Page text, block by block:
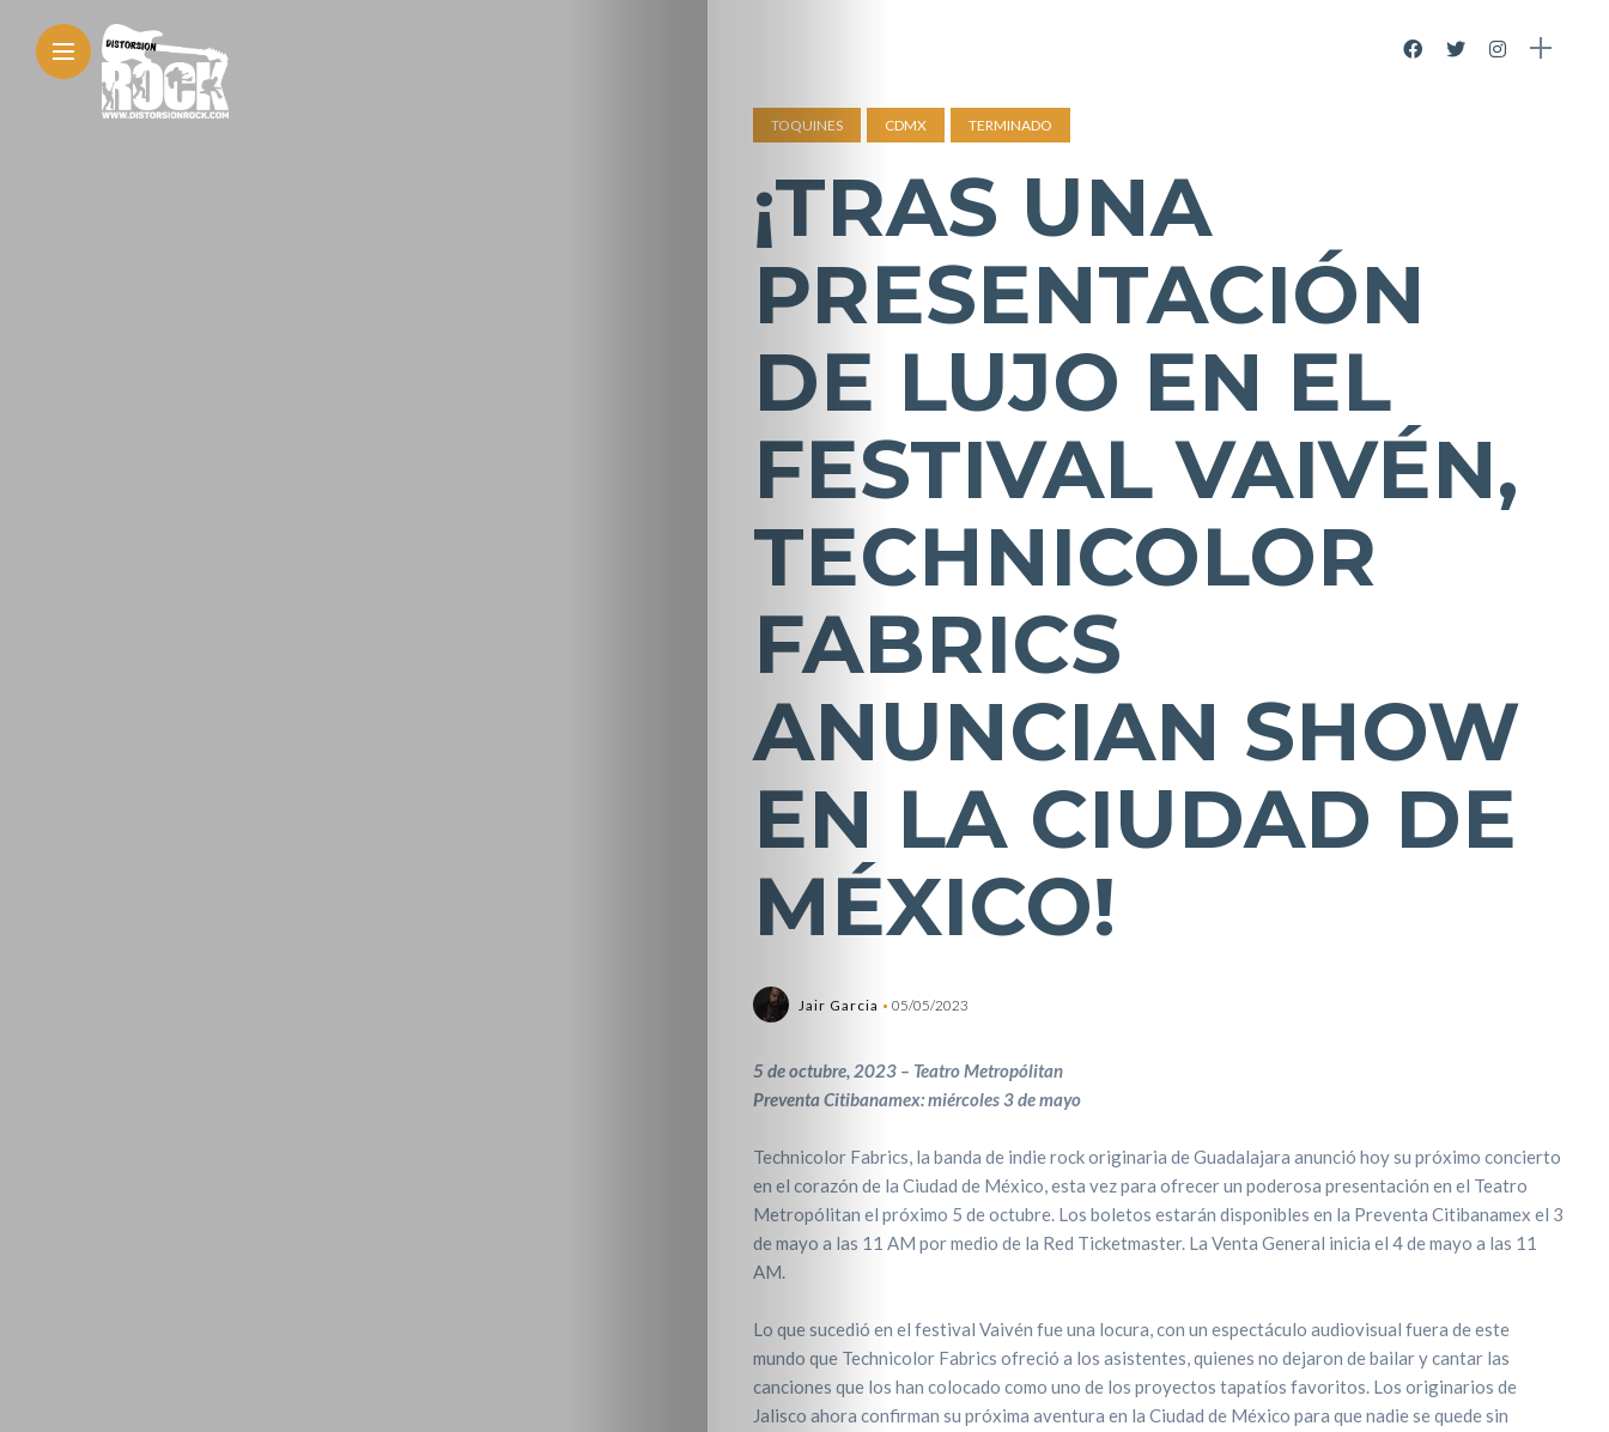
TOQUINES CDMX TERMINADO
¡TRAS UNA
PRESENTACIÓN
DE LUJO EN EL
FESTIVAL VAIVÉN,
TECHNICOLOR
FABRICS
ANUNCIAN SHOW
EN LA CIUDAD DE
MÉXICO!
Jair Garcia 05/05/2023
5 de octubre, 2023 – Teatro Metropólitan
Preventa Citibanamex: miércoles 3 de mayo
Technicolor Fabrics, la banda de indie rock originaria de Guadalajara anunció hoy su próximo concierto
en el corazón de la Ciudad de México, esta vez para ofrecer un poderosa presentación en el Teatro
Metropólitan el próximo 5 de octubre. Los boletos estarán disponibles en la Preventa Citibanamex el 3
de mayo a las 11 AM por medio de la Red Ticketmaster. La Venta General inicia el 4 de mayo a las 11
AM.
Lo que sucedió en el festival Vaivén fue una locura, con un espectáculo audiovisual fuera de este
mundo que Technicolor Fabrics ofreció a los asistentes, quienes no dejaron de bailar y cantar las
canciones que los han colocado como uno de los proyectos tapatíos favoritos. Los originarios de
Jalisco ahora confirman su próxima aventura en la Ciudad de México para que nadie se quede sin